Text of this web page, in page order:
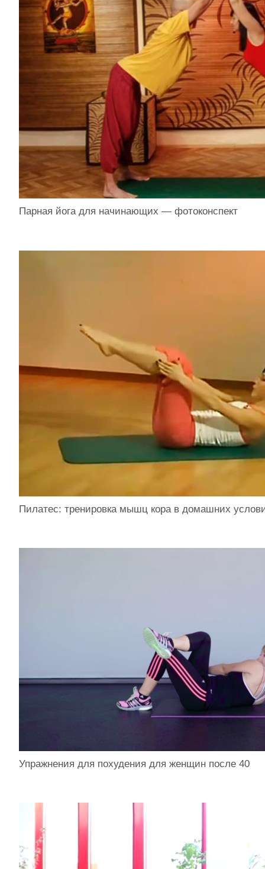
Парная йога для начинающих — фотоконспект
Пилатес: тренировка мышц кора в домашних
Упражнения для похудения для женщин после 40